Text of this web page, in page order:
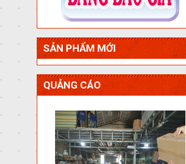
SẢN PHẨM MỚI
QUẢNG CÁO